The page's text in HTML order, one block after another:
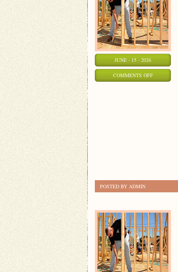
JUNE - 15 - 2026
COMMENTS OFFON
POSTED BY ADMIN